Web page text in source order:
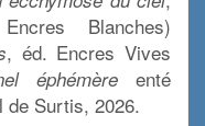
Blanches)
, éd. Encres Vives
éphémèreenté
de Surtis, 2026.